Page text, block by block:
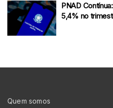
PNAD
5,4% no
Quem somos